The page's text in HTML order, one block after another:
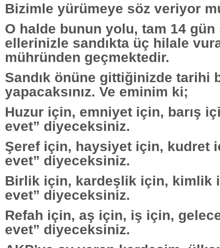
Bizimle yürümeye söz veriyor
O halde bunun yolu, tam 14
ellerinizle sandıkta üç hilale
mühründen geçmektedir.
Sandık önüne gittiğinizde tarihi
yapacaksınız. Ve eminim ki;
Huzur için, emniyet için, barış
evet” diyeceksiniz.
Şeref için, haysiyet için, kudret
evet” diyeceksiniz.
Birlik için, kardeşlik için, kimlik
evet” diyeceksiniz.
Refah için, aş için, iş için,
evet” diyeceksiniz.